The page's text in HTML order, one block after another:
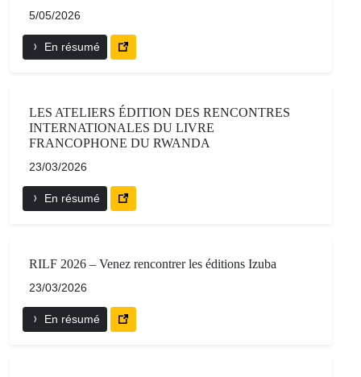
5/05/2026
En résumé
LES ATELIERS ÉDITION DES RENCONTRES
INTERNATIONALES DU LIVRE
FRANCOPHONE DU RWANDA
23/03/2026
En résumé
RILF 2026 – Venez rencontrer les éditions Izuba
23/03/2026
En résumé